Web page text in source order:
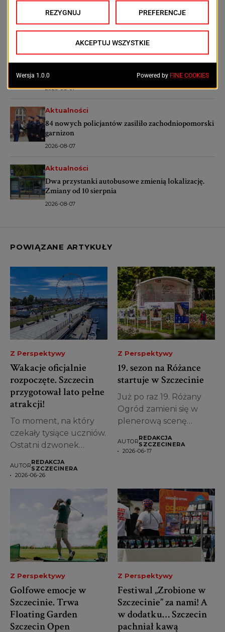
Nowe miejsca parkingowe przy Starkiewicza w
Szczecinie. Wybrano wykonawcę
2026-08-07
Aktualności
Historyczne kamienice przy Kolumba dostaną
drugie życie. Rusza wielki remont
2026-08-07
Aktualności
84 nowych policjantów zasiliło zachodniopomorski
garnizon
2026-08-07
Aktualności
Dwa przystanki autobusowe zmienią lokalizację.
Zmiany od 10 sierpnia
2026-08-07
POWIĄZANE ARTYKUŁY
Z Perspektywy
Wakacje oficjalnie
rozpoczęte. Szczecin
przygotował lato pełne
atrakcji!
To moment, na który
czekały tysiące uczniów.
Ostatni dzwonek
trafiły...
AUTORREDAKCJA
SZCZECINERA
2026-06-26
Z Perspektywy
19. sezon na Różance
startuje w Szczecinie
Już po raz 19. Różany
Ogród zamieni się w
plenerową scenę
AUTORREDAKCJA
SZCZECINERA
2026-06-17
Z Perspektywy
Golfowe emocje w
Szczecinie. Trwa
Floating Garden
Szczecin Open
Z Perspektywy
Festiwal „Zrobione w
Szczecinie” za nami! A
w dodatku… Szczecin
pachniał kawą